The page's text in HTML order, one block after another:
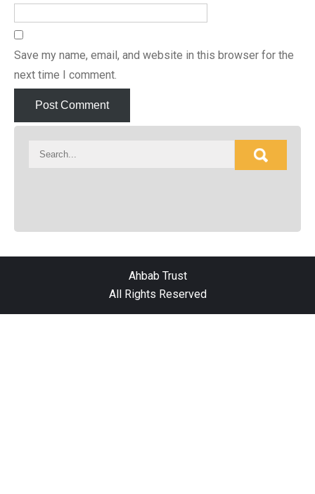
Save my name, email, and website in this browser for the
next time I comment.
Ahbab Trust
All Rights Reserved